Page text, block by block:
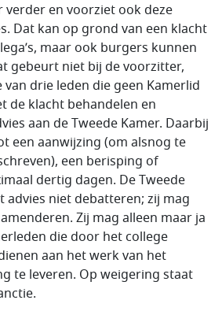
verder en voorziet ook deze
Dat kan op grond van een klacht
maar ook burgers kunnen
gebeurt niet bij de voorzitter,
drie leden die geen Kamerlid
de klacht behandelen en
aan de Tweede Kamer. Daarbij
een aanwijzing (om alsnog te
een berisping of
dertig dagen. De Tweede
advies niet debatteren; zij mag
Zij mag alleen maar ja
die door het college
aan het werk van het
te leveren. Op weigering staat